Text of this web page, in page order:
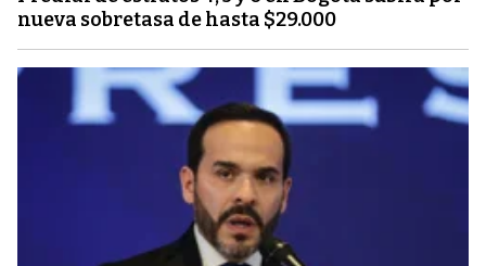
nueva sobretasa de hasta $29.000